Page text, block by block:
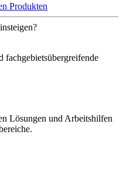
Produkten
fachgebietsübergreifende
Lösungen und Arbeitshilfen